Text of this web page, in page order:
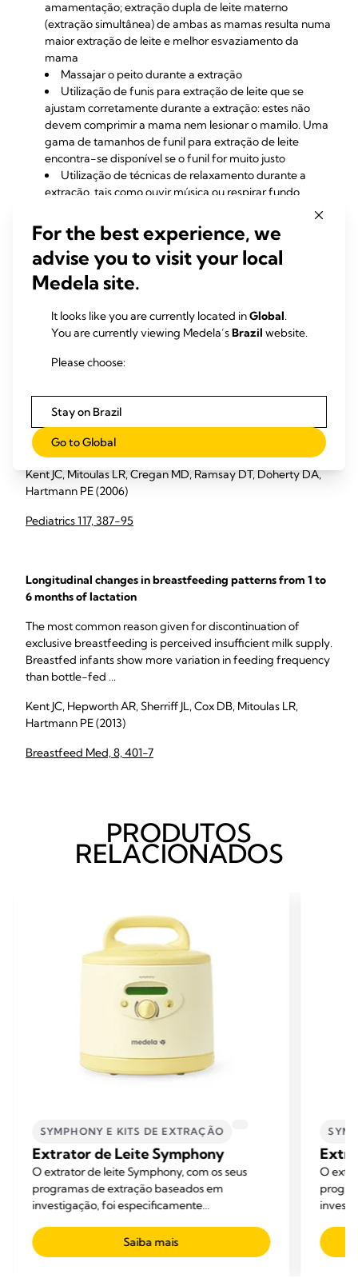
amamentação; extração dupla de leite materno
(extração simultânea) de ambas as mamas resulta numa
maior extração de leite e melhor esvaziamento da
mama
Massajar o peito durante a extração
Utilização de funis para extração de leite que se
ajustam corretamente durante a extração: estes não
devem comprimir a mama nem lesionar o mamilo. Uma
gama de tamanhos de funil para extração de leite
encontra-se disponível se o funil for muito justo
Utilização de técnicas de relaxamento durante a
extração, tais como ouvir música ou respirar fundo
prescrição de um galactagogo, um medicamento que
estimula a produção de leite.
Resumos de artigos
científicos
Volume and frequency of breastfeedings and fat content
We aimed to provide information that can be used as a
guide to clinicians when advising breastfeeding mothers on
normal lactation with regard to the ...
Kent JC, Mitoulas LR, Cregan MD, Ramsay DT, Doherty DA,
Hartmann PE (2006)
Pediatrics 117, 387-95
Longitudinal changes in breastfeeding patterns from 1 to
6 months of lactation
The most common reason given for discontinuation of
exclusive breastfeeding is perceived insufficient milk supply.
Breastfed infants show more variation in feeding frequency
than bottle-fed ...
Kent JC, Hepworth AR, Sherriff JL, Cox DB, Mitoulas LR,
Hartmann PE (2013)
Breastfeed Med, 8, 401-7
PRODUTOS
RELACIONADOS
SYMPHONY E KITS DE EXTRAÇÃO
Extrator de Leite Symphony
O extrator de leite Symphony, com os seus
programas de extração baseados em
investigação, foi especificamente
sua aventura de aleitamento: a iniciar,
desenvolver e manter uma produção de leite
Saiba mais
O
sua
For the best experience, we
advise you to visit your local
Medela site.
It looks like you are currently located inGlobal.
You are currently viewing Medela’sBrazil website.
Please choose:
Stay on Brazil
Go to Global